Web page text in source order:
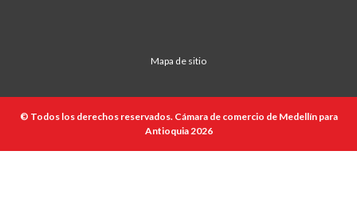
Mapa de sitio
© Todos los derechos reservados. Cámara de comercio de Medellín para
Antioquia 2026